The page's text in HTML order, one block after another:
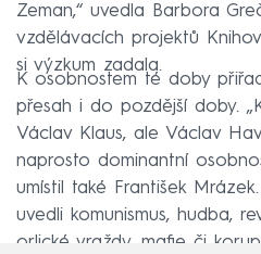
Zeman,“ uvedla Barbora
vzdělávacích projektů
si výzkum zadala.
K osobnostem té doby
přesah i do pozdější doby.
Václav Klaus, ale Václav
naprosto dominantní
umístil také František
uvedli komunismus, hudba,
orlické vraždy, mafie či